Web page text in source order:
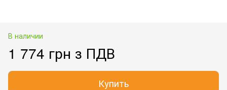
В наличии
1 774 грн з ПДВ
Купить